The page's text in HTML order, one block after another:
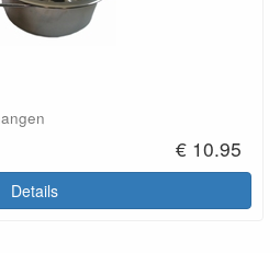
€ 10.95
Details